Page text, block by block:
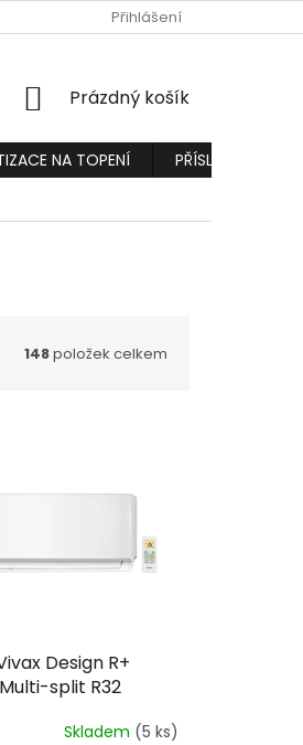
OSOBNÍCH ÚDAJŮ
Přihlášení
NÁKUPNÍ
Prázdný košík
NA TOPENÍ
PŘÍSLUŠENSTVÍ
148položek celkem
Design R+
split R32
Skladem (5 ks)